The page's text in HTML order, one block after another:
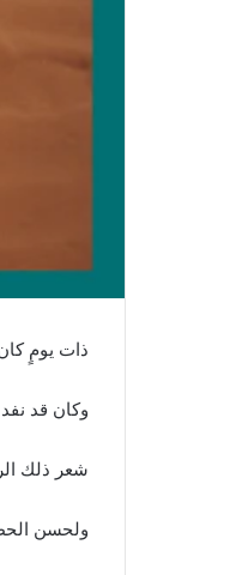
ذات يومٍ
وكان قد
شعر ذلك
ولحسن